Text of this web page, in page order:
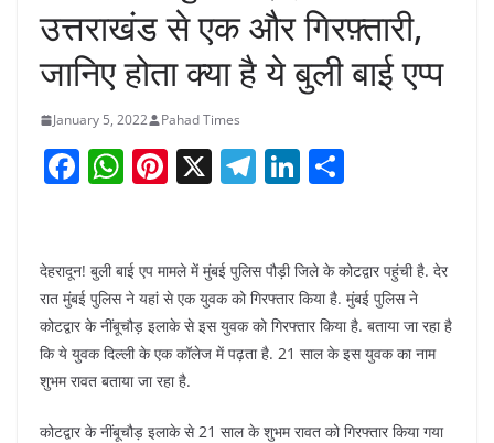
उत्तराखंड से एक और गिरफ़्तारी,
जानिए होता क्या है ये बुली बाई एप्प
January 5, 2022 Pahad Times
F
e
b
o
o
k
W
s
A
p
p
Pi
e
st
X T
gr
a
m
Li
e
dI
n
e
देहरादून! बुली बाई एप मामले में मुंबई पुलिस पौड़ी जिले के कोटद्वार पहुंची है. देर
रात मुंबई पुलिस ने यहां से एक युवक को गिरफ्तार किया है. मुंबई पुलिस ने
कोटद्वार के नींबूचौड़ इलाके से इस युवक को गिरफ्तार किया है. बताया जा रहा है
कि ये युवक दिल्ली के एक कॉलेज में पढ़ता है. 21 साल के इस युवक का नाम
शुभम रावत बताया जा रहा है.
कोटद्वार के नींबूचौड़ इलाके से 21 साल के शुभम रावत को गिरफ्तार किया गया